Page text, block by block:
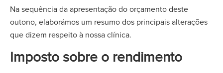
Na sequência da apresentação do orçamento deste
outono, elaborámos um resumo dos principais alterações
que dizem respeito à nossa clínica.
Imposto sobre o rendimento